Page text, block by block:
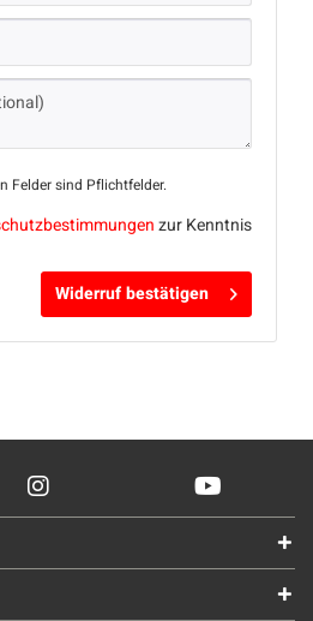
Felder sind Pflichtfelder.
zur Kenntnis
Widerruf bestätigen